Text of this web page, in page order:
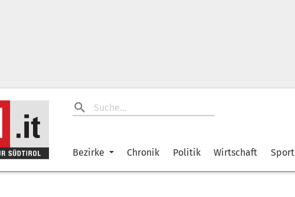
Bezirke Chronik Politik Wirtschaft Sport